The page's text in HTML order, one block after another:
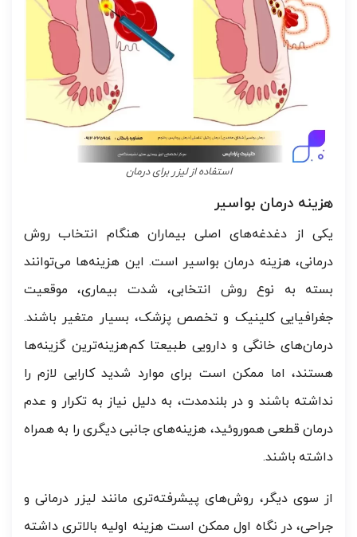
استفاده از لیزر برای درمان
هزینه درمان بواسیر
یکی از دغدغه‌های اصلی بیماران هنگام انتخاب روش
درمانی، هزینه درمان بواسیر است. این هزینه‌ها می‌توانند
بسته به نوع روش انتخابی، شدت بیماری، موقعیت
جغرافیایی کلینیک و تخصص پزشک، بسیار متغیر باشند.
درمان‌های خانگی و دارویی طبیعتا کم‌هزینه‌ترین گزینه‌ها
هستند، اما ممکن است برای موارد شدید کارایی لازم را
نداشته باشند و در بلندمدت، به دلیل نیاز به تکرار و عدم
درمان قطعی هموروئید، هزینه‌های جانبی دیگری را به همراه
داشته باشند.
از سوی دیگر، روش‌های پیشرفته‌تری مانند لیزر درمانی و
جراحی، در نگاه اول ممکن است هزینه اولیه بالاتری داشته